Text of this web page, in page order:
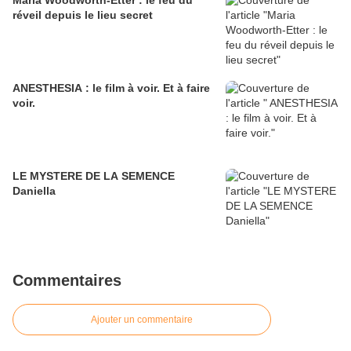
réveil depuis le lieu secret
ANESTHESIA : le film à voir. Et à faire
voir.
LE MYSTERE DE LA SEMENCE
Daniella
Commentaires
Ajouter un commentaire